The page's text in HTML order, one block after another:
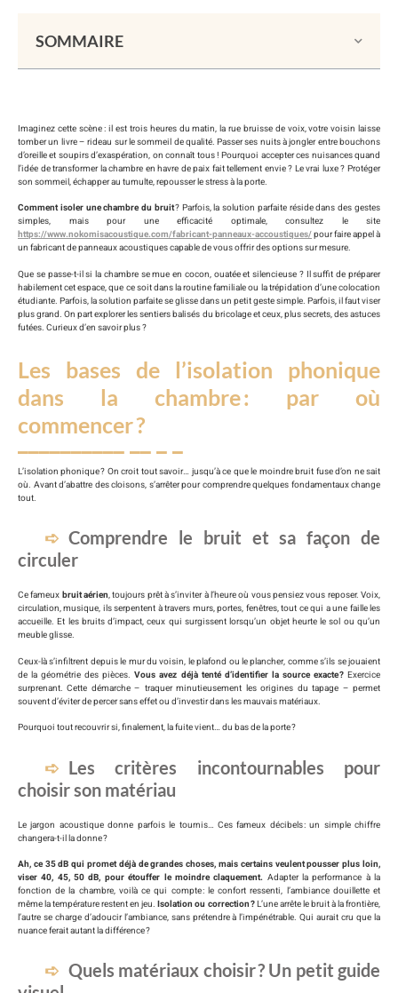
SOMMAIRE
Imaginez cette scène : il est trois heures du matin, la rue bruisse de voix, votre voisin laisse
tomber un livre – rideau sur le sommeil de qualité. Passer ses nuits à jongler entre bouchons
d’oreille et soupirs d’exaspération, on connaît tous ! Pourquoi accepter ces nuisances quand
l’idée de transformer la chambre en havre de paix fait tellement envie ? Le vrai luxe ? Protéger
son sommeil, échapper au tumulte, repousser le stress à la porte.
Comment isoler une chambre du bruit? Parfois, la solution parfaite réside dans des gestes
simples, mais pour une efficacité optimale, consultez le site
https://www.nokomisacoustique.com/fabricant-panneaux-accoustiques/pour faire appel à
un fabricant de panneaux acoustiques capable de vous offrir des options sur mesure.
Que se passe-t-il si la chambre se mue en cocon, ouatée et silencieuse ? Il suffit de préparer
habilement cet espace, que ce soit dans la routine familiale ou la trépidation d’une colocation
étudiante. Parfois, la solution parfaite se glisse dans un petit geste simple. Parfois, il faut viser
plus grand. On part explorer les sentiers balisés du bricolage et ceux, plus secrets, des astuces
futées. Curieux d’en savoir plus ?
Les bases de l’isolation phonique
dans la chambre : par où
commencer ?
L’isolation phonique ? On croit tout savoir… jusqu’à ce que le moindre bruit fuse d’on ne sait
où. Avant d’abattre des cloisons, s’arrêter pour comprendre quelques fondamentaux change
tout.
Comprendre le bruit et sa façon de
circuler
Ce fameux bruit aérien, toujours prêt à s’inviter à l’heure où vous pensiez vous reposer. Voix,
circulation, musique, ils serpentent à travers murs, portes, fenêtres, tout ce qui a une faille les
accueille. Et les bruits d’impact, ceux qui surgissent lorsqu’un objet heurte le sol ou qu’un
meuble glisse.
Ceux-là s’infiltrent depuis le mur du voisin, le plafond ou le plancher, comme s’ils se jouaient
de la géométrie des pièces. Vous avez déjà tenté d’identifier la source exacte ?Exercice
surprenant. Cette démarche – traquer minutieusement les origines du tapage – permet
souvent d’éviter de percer sans effet ou d’investir dans les mauvais matériaux.
Pourquoi tout recouvrir si, finalement, la fuite vient… du bas de la porte ?
Les critères incontournables pour
choisir son matériau
Le jargon acoustique donne parfois le tournis… Ces fameux décibels : un simple chiffre
changera-t-il la donne ?
Ah, ce 35 dB qui promet déjà de grandes choses, mais certains veulent pousser plus loin,
viser 40, 45, 50 dB, pour étouffer le moindre claquement. Adapter la performance à la
fonction de la chambre, voilà ce qui compte : le confort ressenti, l’ambiance douillette et
même la température restent en jeu.Isolation ou correction ?L’une arrête le bruit à la frontière,
l’autre se charge d’adoucir l’ambiance, sans prétendre à l’impénétrable. Qui aurait cru que la
nuance ferait autant la différence ?
Quels matériaux choisir ? Un petit guide